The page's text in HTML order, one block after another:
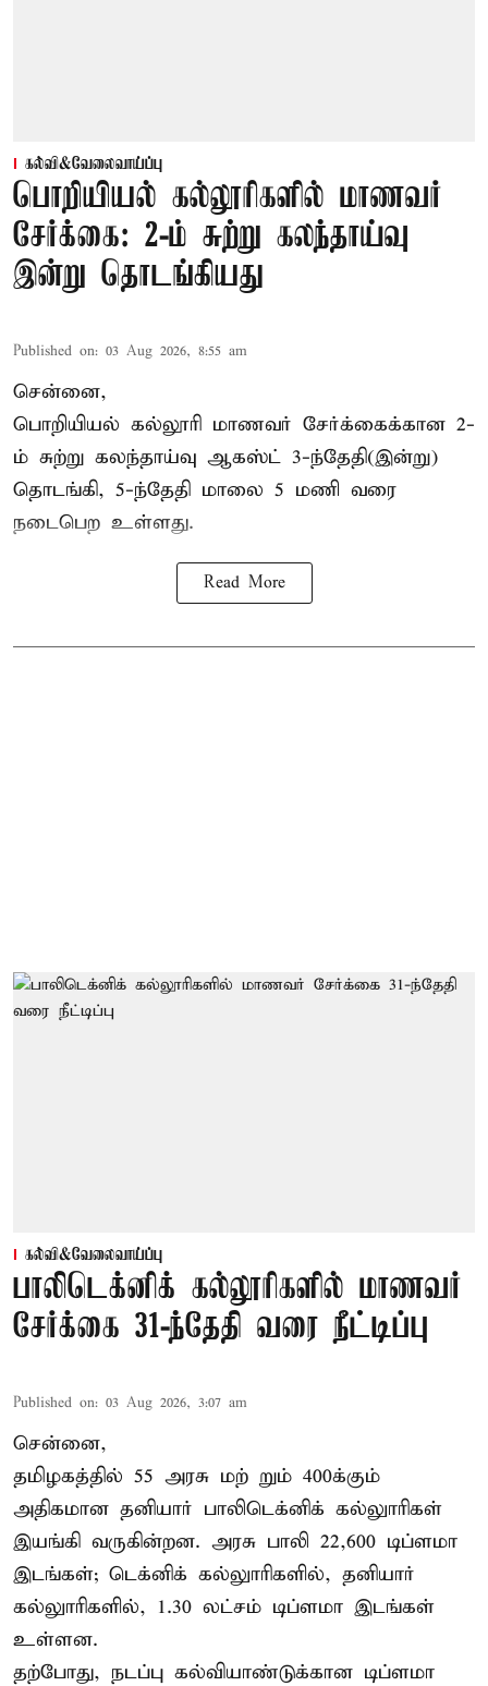
கல்வி&வேலைவாய்ப்பு
பொறியியல் கல்லூரிகளில் மாணவர்
சேர்க்கை: 2-ம் சுற்று கலந்தாய்வு
இன்று தொடங்கியது
Published on: 03 Aug 2026, 8:55 am
சென்னை,
பொறியியல் கல்லூரி மாணவர் சேர்க்கைக்கான 2-
ம் சுற்று கலந்தாய்வு ஆகஸ்ட் 3-ந்தேதி(இன்று)
தொடங்கி, 5-ந்தேதி மாலை 5 மணி வரை
நடைபெற உள்ளது.
Read More
கல்வி&வேலைவாய்ப்பு
பாலிடெக்னிக் கல்லூரிகளில் மாணவர்
சேர்க்கை 31-ந்தேதி வரை நீட்டிப்பு
Published on: 03 Aug 2026, 3:07 am
சென்னை,
தமிழகத்தில் 55 அரசு மற் றும் 400க்கும்
அதிகமான தனியார் பாலிடெக்னிக் கல்லுாரிகள்
இயங்கி வருகின்றன. அரசு பாலி 22,600 டிப்ளமா
இடங்கள்; டெக்னிக் கல்லுாரிகளில், தனியார்
கல்லுாரிகளில், 1.30 லட்சம் டிப்ளமா இடங்கள்
உள்ளன.
தற்போது, நடப்பு கல்வியாண்டுக்கான டிப்ளமா